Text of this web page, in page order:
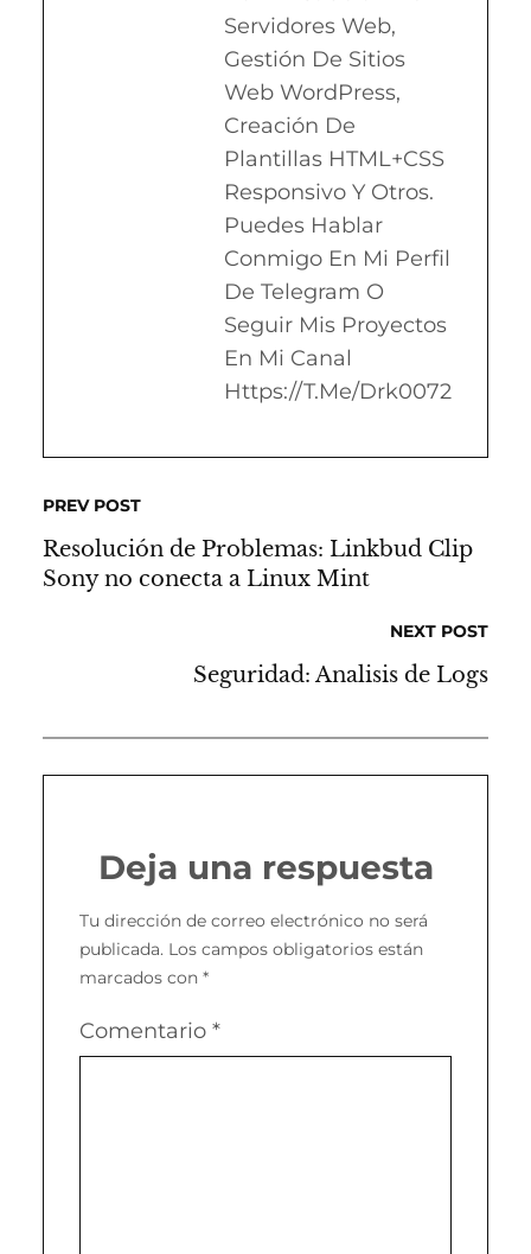
Servidores Web,
Gestión De Sitios
Web WordPress,
Creación De
Plantillas HTML+CSS
Responsivo Y Otros.
Puedes Hablar
Conmigo En Mi Perfil
De Telegram O
Seguir Mis Proyectos
En Mi Canal
Https://t.me/drk0072
PREV POST
Resolución de Problemas: Linkbud Clip
Sony no conecta a Linux Mint
NEXT POST
Seguridad: Analisis de Logs
Deja una respuesta
Tu dirección de correo electrónico no será
publicada. Los campos obligatorios están
marcados con *
Comentario *